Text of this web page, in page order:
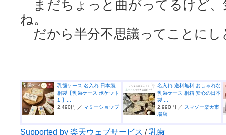
まだちょっと曲がってるけど、
ね。
だから半分不思議ってことにし
乳歯ケース 名入れ 日本製
桐製【乳歯ケース ポケット
1 】...
2,490円 ／ マミーショップ
名入れ 送料無料 おしゃれな
乳歯ケース 桐箱 安心の日本
製 ...
2,990円 ／ スマゾー楽天市
場店
Supported by 楽天ウェブサービス /乳歯